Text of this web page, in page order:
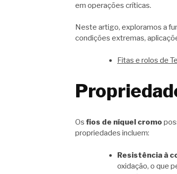
em operações críticas.
Neste artigo, exploramos a
condições extremas,
Fitas e rolos de
Os fios de níquel cromo
propriedades incluem:
Resistência à
oxidação, o que